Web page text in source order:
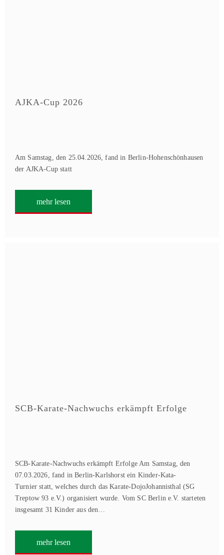
AJKA-Cup 2026
Am Samstag, den 25.04.2026, fand in Berlin-Hohenschönhausen
der AJKA-Cup statt
mehr lesen
SCB-Karate-Nachwuchs erkämpft Erfolge
SCB-Karate-Nachwuchs erkämpft Erfolge Am Samstag, den
07.03.2026, fand in Berlin-Karlshorst ein Kinder-Kata-
Turnier statt, welches durch das Karate-DojoJohannisthal (SG
Treptow 93 e.V.) organisiert wurde. Vom SC Berlin e.V. starteten
insgesamt 31 Kinder aus den…
mehr lesen